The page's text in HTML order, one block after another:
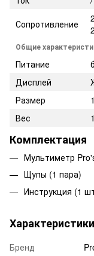
Сопротивление
Общие
Питание
Дисплей
Размер
Вес
Комплектация
Мультиметр
Щупы (1 пара)
Инструкция (1
Характеристики
Бренд